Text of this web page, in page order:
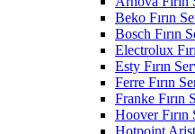
Beko Fırın
Bosch Fırın
Electrolux
Esty Fırın
Ferre Fırın
Franke Fırın
Hoover Fırın
Hotpoint